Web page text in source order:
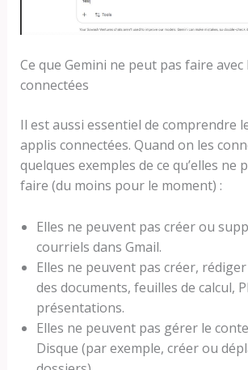
Ce que Gemini ne peut pas faire avec
connectées
Il est aussi essentiel de comprendre
applis connectées. Quand on les
quelques exemples de ce qu’elles ne
faire (du moins pour le moment) :
Elles ne peuvent pas créer ou
courriels dans Gmail.
Elles ne peuvent pas créer,
des documents, feuilles de calcul,
présentations.
Elles ne peuvent pas gérer le
Disque (par exemple, créer ou